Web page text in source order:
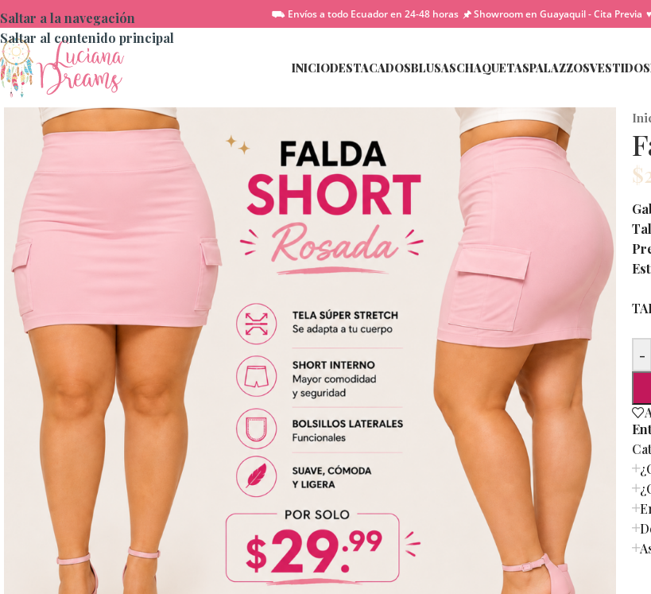
Saltar a la navegación
Saltar al contenido principal
⛟ Envíos a todo Ecuador en 24-48 horas 🖈 Showroom en Guayaquil - Cita Previa
INICIODESTACADOSBLUSASCHAQUETASPALAZZOSVESTIDOS
$
-